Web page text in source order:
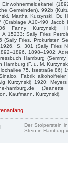
Gemeinden), 992b
Martha Kurzynski, Dr.
(Grablage A10-490 Jacob
Fanny Kurzynski);
A 15233; Sally Fries
(Sally Fries, Prokuristen
S. 301 (Sally Fries
1898–1902;
Hamburg
(F. u. M.
75, Isestraße 86)
Fabrik
Kurzynski) 1920;
hamburg.de
Kaufmann, Kurzynski).
Der Stolperstein
Stein in Hamburg